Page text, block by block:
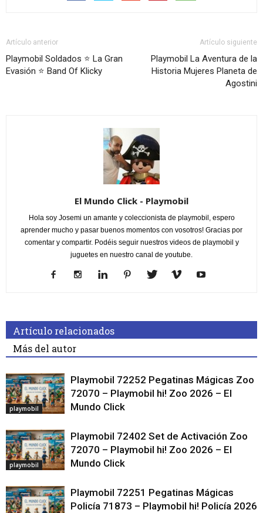
Artículo anterior
Playmobil Soldados ⭐ La Gran
Evasión ⭐ Band Of Klicky
Artículo siguiente
Playmobil La Aventura de la
Historia Mujeres Planeta de
Agostini
El Mundo Click - Playmobil
Hola soy Josemi un amante y coleccionista de playmobil, espero
aprender mucho y pasar buenos momentos con vosotros! Gracias por
comentar y compartir. Podéis seguir nuestros videos de playmobil y
juguetes en nuestro canal de youtube.
Artículo relacionados
Más del autor
playmobil
Playmobil 72252 Pegatinas Mágicas Zoo
72070 – Playmobil hi! Zoo 2026 – El
Mundo Click
playmobil
Playmobil 72402 Set de Activación Zoo
72070 – Playmobil hi! Zoo 2026 – El
Mundo Click
Playmobil 72251 Pegatinas Mágicas
Policía 71873 – Playmobil hi! Policía 2026